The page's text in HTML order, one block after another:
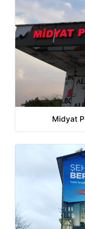
Midyat